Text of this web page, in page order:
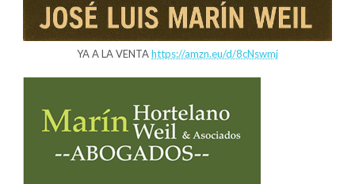
YA A LA VENTAhttps://amzn.eu/d/8cNswmj